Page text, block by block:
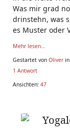
Was mir grad
drinstehn, was
es Muster oder
Mehr lesen...
Gestartet von Oliver in
1 Antwort
Ansichten: 47